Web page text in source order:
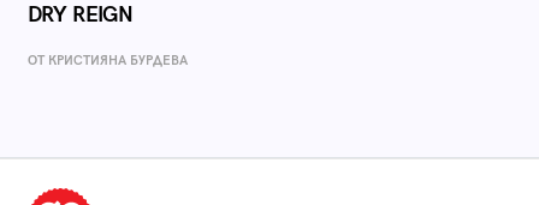
DRY REIGN
ОТ КРИСТИЯНА БУРДЕВА